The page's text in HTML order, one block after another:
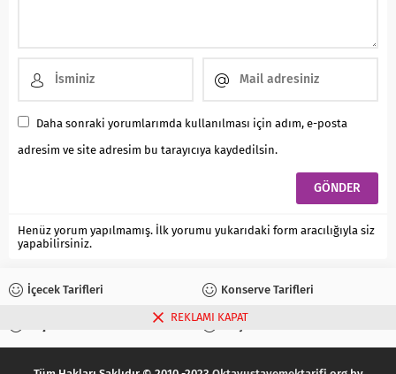
Daha sonraki yorumlarımda kullanılması için adım, e-posta
adresim ve site adresim bu tarayıcıya kaydedilsin.
Henüz yorum yapılmamış. İlk yorumu yukarıdaki form aracılığıyla siz
yapabilirsiniz.
İçecek Tarifleri Konserve Tarifleri
Turşu Tarifleri
REKLAMI KAPAT